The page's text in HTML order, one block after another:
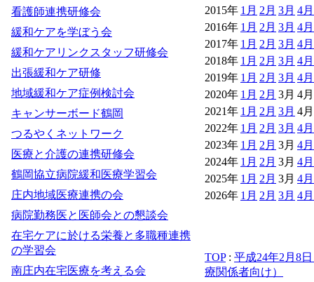
看護師連携研修会
緩和ケアを学ぼう会
緩和ケアリンクスタッフ研修会
出張緩和ケア研修
地域緩和ケア症例検討会
キャンサーボード鶴岡
つるやくネットワーク
医療と介護の連携研修会
鶴岡協立病院緩和医療学習会
庄内地域医療連携の会
病院勤務医と医師会との懇談会
在宅ケアに於ける栄養と多職種連携
の学習会
南庄内在宅医療を考える会
2015年 1月 2月 3月 4月
2016年 1月 2月 3月 4月
2017年 1月 2月 3月 4月
2018年 1月 2月 3月 4月
2019年 1月 2月 3月 4月
2020年 1月 2月 3月 4月
2021年 1月 2月 3月 4月
2022年 1月 2月 3月 4月
2023年 1月 2月 3月 4月
2024年 1月 2月 3月 4月
2025年 1月 2月 3月 4月
2026年 1月 2月 3月 4月
TOP: 平成24年2月8
療関係者向け）